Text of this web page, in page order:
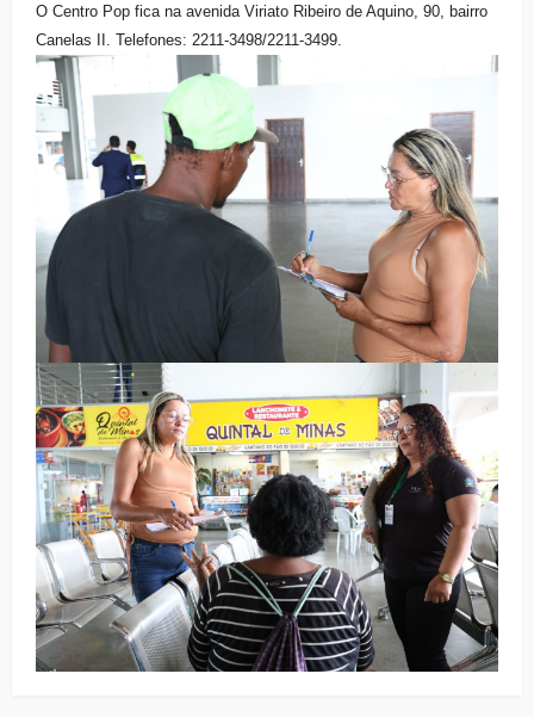
O Centro Pop fica na avenida Viriato Ribeiro de Aquino, 90, bairro
Canelas II. Telefones: 2211-3498/2211-3499.